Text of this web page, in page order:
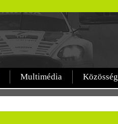
Multimédia Közösség